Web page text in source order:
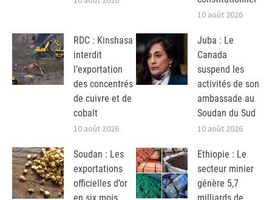
10 août 2026
RDC : Kinshasa
interdit
l’exportation
des concentrés
de cuivre et de
cobalt
10 août 2026
Juba : Le
Canada
suspend les
activités de son
ambassade au
Soudan du Sud
10 août 2026
Soudan : Les
exportations
officielles d’or
Ethiopie : Le
secteur minier
génère 5,7